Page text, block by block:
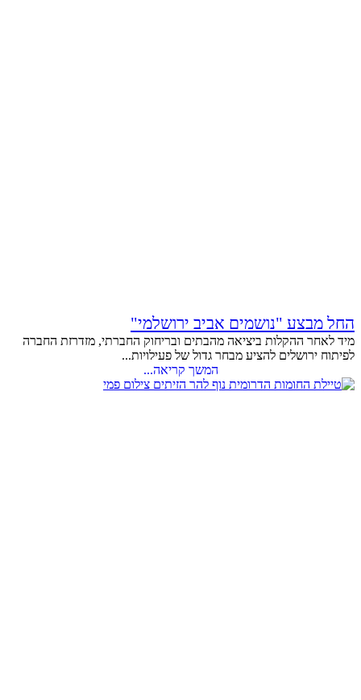
החל מבצע "נושמים אביב ירושלמי"
מיד לאחר ההקלות ביציאה מהבתים ובריחוק החברתי, מזדרזת החברה
לפיתוח ירושלים להציע מבחר גדול של פעילויות...
המשך קריאה...